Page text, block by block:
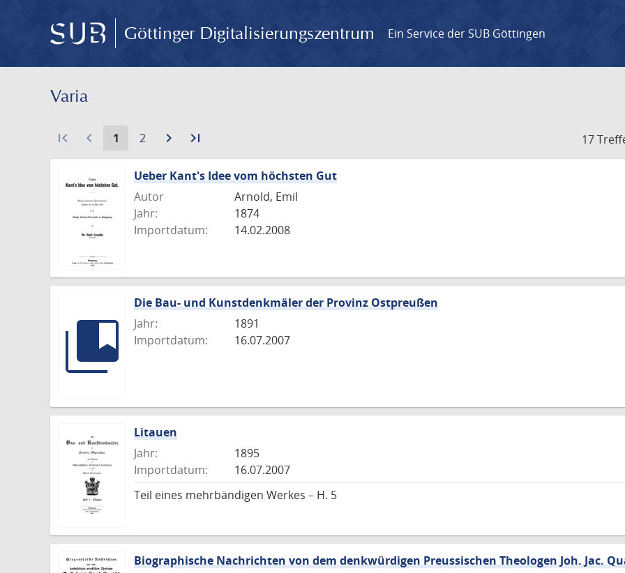
Göttinger Digitalisierungszentrum Ein Service der SUB Göttingen
Varia
17
first_page navigate_before
Aktuelle
1
Gehe
Seite
2 navigate_next
Zur
Seite
last_page
Seite
Ueber Kant's Idee vom höchsten Gut
Autor
Arnold, Emil
Jahr:
1874
Importdatum:
14.02.2008
Die Bau- und Kunstdenkmäler der Provinz Ostpreußen
Jahr:
1891
Importdatum:
16.07.2007
Litauen
Jahr:
1895
Importdatum:
16.07.2007
Teil eines mehrbändigen Werkes – H. 5
Biographische Nachrichten von dem denkwürdigen Preussischen Theologen Joh. Jac.